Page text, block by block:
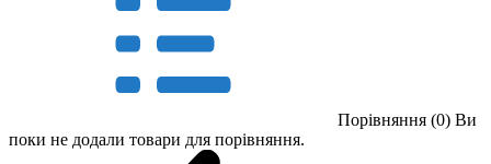
Порівняння (0) Ви
поки не додали товари для порівняння.